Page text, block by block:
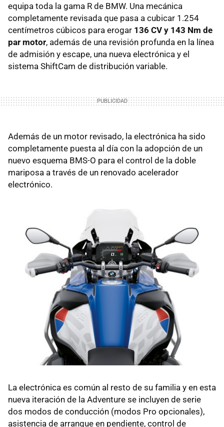
equipa toda la gama R de BMW. Una mecánica
completamente revisada que pasa a cubicar 1.254
centímetros cúbicos para erogar 136 CV y 143 Nm de
par motor, además de una revisión profunda en la línea
de admisión y escape, una nueva electrónica y el
sistema ShiftCam de distribución variable.
Además de un motor revisado, la electrónica ha sido
completamente puesta al día con la adopción de un
nuevo esquema BMS-O para el control de la doble
mariposa a través de un renovado acelerador
electrónico.
La electrónica es común al resto de su familia y en esta
nueva iteración de la Adventure se incluyen de serie
dos modos de conducción (modos Pro opcionales),
asistencia de arranque en pendiente, control de